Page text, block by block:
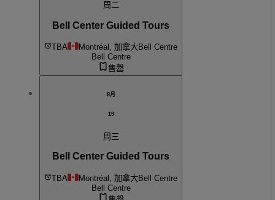
周二
Bell Center Guided Tours
TBA Montréal, 加拿大Bell Centre
Bell Centre
售罄
8月
19
周三
Bell Center Guided Tours
TBA Montréal, 加拿大Bell Centre
Bell Centre